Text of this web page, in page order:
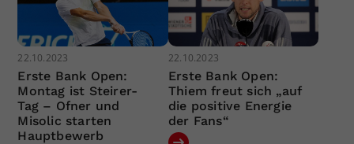
22.10.2023
Erste Bank Open:
Montag ist Steirer-
Tag – Ofner und
Misolic starten
Hauptbewerb
22.10.2023
Erste Bank Open:
Thiem freut sich „auf
die positive Energie
der Fans“